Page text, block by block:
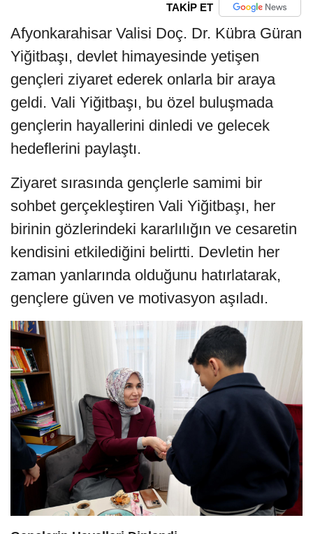
TAKİP ET
Afyonkarahisar Valisi Doç. Dr. Kübra Güran
Yiğitbaşı, devlet himayesinde yetişen
gençleri ziyaret ederek onlarla bir araya
geldi. Vali Yiğitbaşı, bu özel buluşmada
gençlerin hayallerini dinledi ve gelecek
hedeflerini paylaştı.
Ziyaret sırasında gençlerle samimi bir
sohbet gerçekleştiren Vali Yiğitbaşı, her
birinin gözlerindeki kararlılığın ve cesaretin
kendisini etkilediğini belirtti. Devletin her
zaman yanlarında olduğunu hatırlatarak,
gençlere güven ve motivasyon aşıladı.